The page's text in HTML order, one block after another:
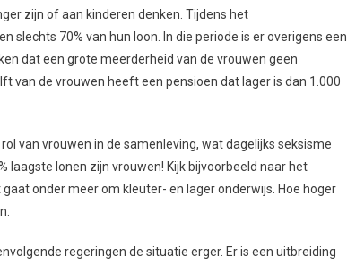
zijn of aan kinderen denken. Tijdens het
70% van hun loon. In die periode is er overigens een
dat een grote meerderheid van de vrouwen geen
van de vrouwen heeft een pensioen dat lager is dan 1.000
van vrouwen in de samenleving, wat dagelijks seksisme
laagste lonen zijn vrouwen! Kijk bijvoorbeeld naar het
onder meer om kleuter- en lager onderwijs. Hoe hoger
regeringen de situatie erger. Er is een uitbreiding